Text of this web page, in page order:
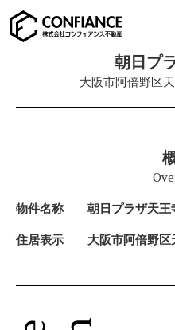
朝日プ
大阪市阿倍野区
物件名称 朝日プラザ天王
住居表示 大阪市阿倍野区